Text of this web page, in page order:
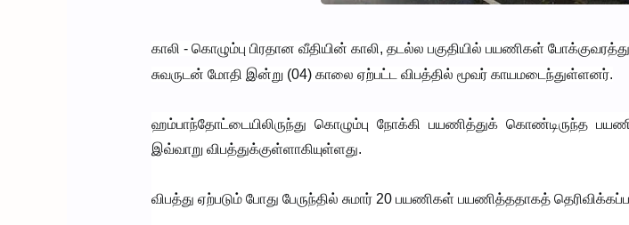
காலி - கொழும்பு பிரதான வீதியின் காலி, தடல்ல பகுதியில் பயணிகள் போக்குவரத்து
சுவருடன் மோதி இன்று (04) காலை ஏற்பட்ட விபத்தில் மூவர் காயமடைந்துள்ளனர்.
ஹம்பாந்தோட்டையிலிருந்து கொழும்பு நோக்கி பயணித்துக் கொண்டிருந்த
இவ்வாறு விபத்துக்குள்ளாகியுள்ளது.
விபத்து ஏற்படும் போது பேருந்தில் சுமார் 20 பயணிகள் பயணித்ததாகத்